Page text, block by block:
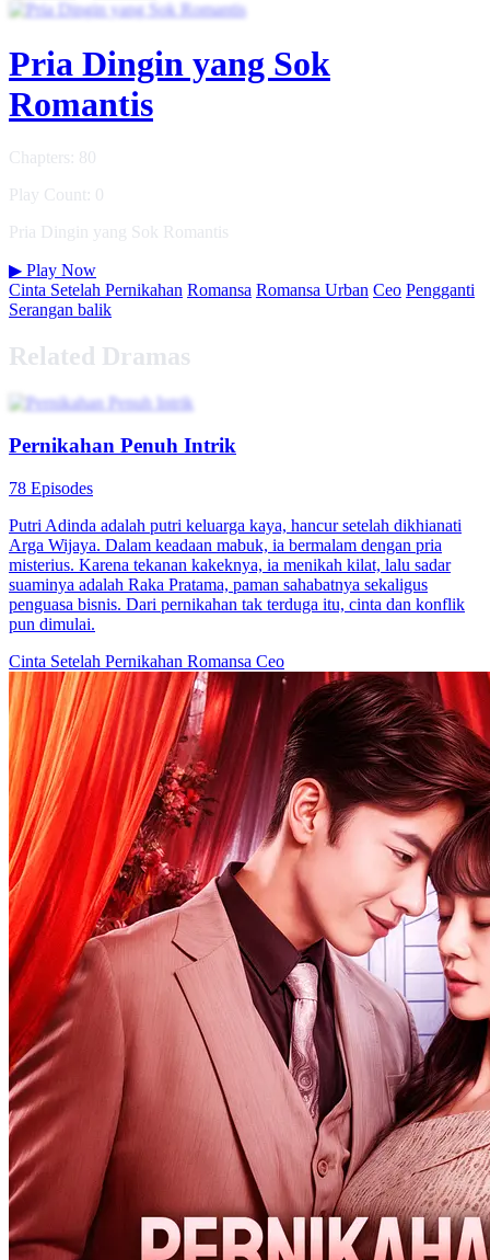
Pria Dingin yang Sok
Romantis
Chapters: 80
Play Count: 0
Pria Dingin yang Sok Romantis
▶Play Now
Cinta Setelah Pernikahan
Romansa Romansa Urban Ceo Pengganti
Serangan balik
Related Dramas